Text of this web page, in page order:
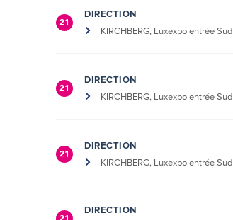
21
DIRECTION
KIRCHBERG, Luxexpo entrée Sud
21
DIRECTION
KIRCHBERG, Luxexpo entrée Sud
21
DIRECTION
KIRCHBERG, Luxexpo entrée Sud
DIRECTION